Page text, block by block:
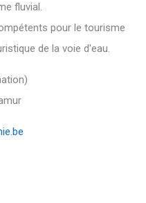
fluvial.
pour le tourisme
de la voie d'eau.